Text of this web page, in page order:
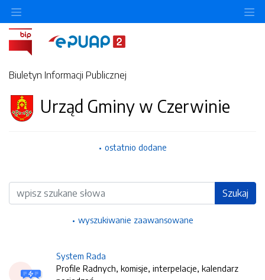
Biuletyn Informacji Publicznej
Urząd Gminy w Czerwinie
ostatnio dodane
Wyszukiwarka Szukaj
wyszukiwanie zaawansowane
System Rada
Profile Radnych, komisje, interpelacje, kalendarz